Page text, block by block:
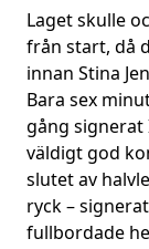
Laget skulle
från start, då
innan Stina
Bara sex
gång signerat
väldigt god
slutet av
ryck –
fullbordade